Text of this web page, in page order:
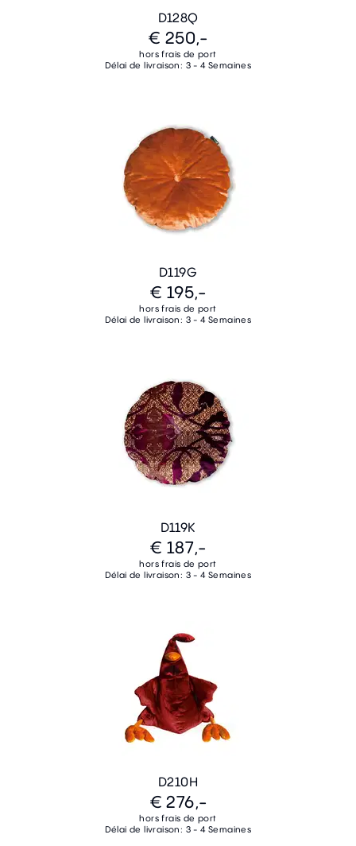
D128Q
€ 250,-
hors frais de port
Délai de livraison: 3 - 4 Semaines
D119G
€ 195,-
hors frais de port
Délai de livraison: 3 - 4 Semaines
D119K
€ 187,-
hors frais de port
Délai de livraison: 3 - 4 Semaines
D210H
€ 276,-
hors frais de port
Délai de livraison: 3 - 4 Semaines